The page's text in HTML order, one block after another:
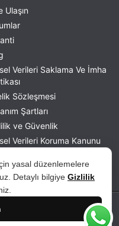
yasal düzenlemelere
Detaylı bilgiye Gizlilik
Ulaşın
Verileri Saklama Ve İmha
Sözleşmesi
Şartları
ve Güvenlik
Verileri Koruma Kanunu
ve Değişim Politikası